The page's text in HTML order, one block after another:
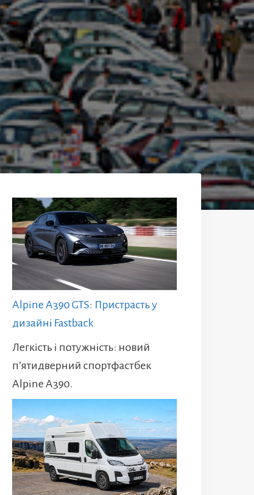
Alpine A390 GTS: Пристрасть у
дизайні Fastback
Легкість і потужність: новий
п’ятидверний спортфастбек
Alpine A390.